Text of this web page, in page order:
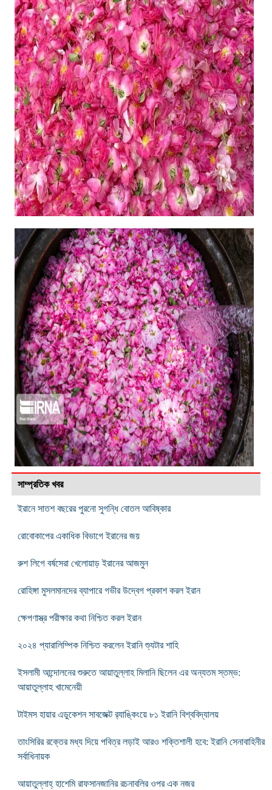
সাম্প্রতিক খবর
ইরানে সাতশ বছরের পুরনো সুগন্ধি বোতল আবিষ্কার
রোবোকাপের একাধিক বিভাগে ইরানের জয়
রুশ লিগে বর্ষসেরা খেলোয়াড় ইরানের আজমুন
রোহিঙ্গা মুসলমানদের ব্যাপারে গভীর উদ্বেগ প্রকাশ করল ইরান
ক্ষেপণাস্ত্র পরীক্ষার কথা নিশ্চিত করল ইরান
২০২৪ প্যারালিম্পিক নিশ্চিত করলেন ইরানি শ্যুটার শাহি
ইসলামী আন্দোলনের শুরুতে আয়াতুল্লাহ মিলানি ছিলেন এর অন্যতম স্তম্ভ:
আয়াতুল্লাহ খামেনেয়ী
টাইমস হায়ার এডুকেশন সাবজেক্ট র‌্যাঙ্কিংয়ে ৮১ ইরানি বিশ্ববিদ্যালয়
তাংসিরির রক্তের মধ্য দিয়ে পবিত্র লড়াই আরও শক্তিশালী হবে: ইরানি সেনাবাহিনীর
সর্বাধিনায়ক
আয়াতুল্লাহ্ হাশেমি রাফসানজানির রচনাবলির ওপর এক নজর